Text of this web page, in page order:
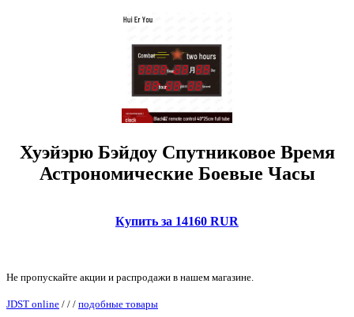
Хуэйэрю Бэйдоу Спутниковое Время
Астрономические Боевые Часы
Купить за 14160 RUR
Не пропускайте акции и распродажи в нашем магазине.
JDST online / / / подобные товары